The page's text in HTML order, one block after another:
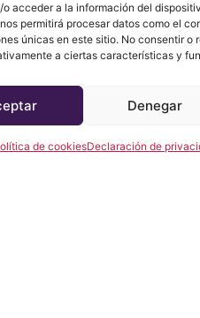
o acceder a la información del
permitirá procesar datos como el
únicas en este sitio. No consentir o
a ciertas características y
Denegar
de cookiesDeclaración de